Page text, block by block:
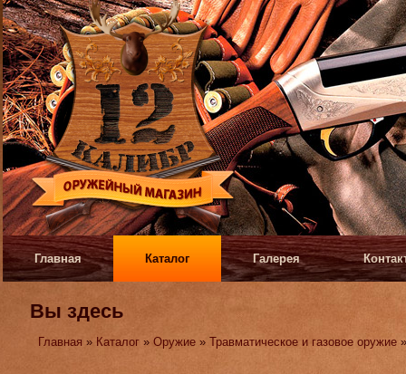
Главная Каталог Галерея
Вы здесь
Главная » Каталог »Оружие »Травматическое и газовое оружие